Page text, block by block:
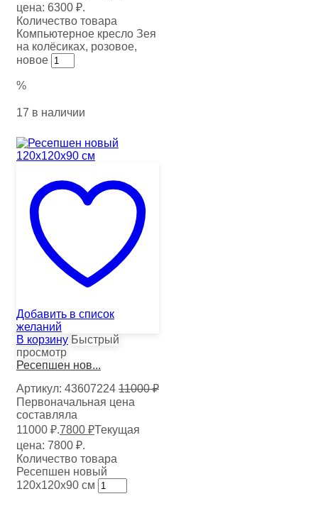
цена: 6300 ₽.
Количество товара
Компьютерное кресло Зея
на колёсиках, розовое,
новое
%
17 в наличии
Добавить в список
желаний
В корзину Быстрый
просмотр
Ресепшен нов...
Артикул: 43607224 11000₽
Первоначальная цена
составляла
11000 ₽.7800 ₽Текущая
цена: 7800 ₽.
Количество товара
Ресепшен новый
120х120х90 см